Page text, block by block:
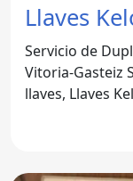
Llaves
Servicio de
Vitoria-Gasteiz Si necesitas hacer una copia de tus
llaves, Llaves